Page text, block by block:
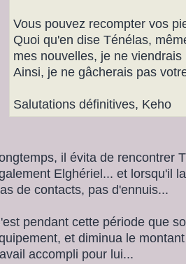
Vous pouvez recompter vos
Quoi qu'en dise Ténélas,
mes nouvelles, je ne viendrais
Ainsi, je ne gâcherais pas
Salutations définitives, Keho
il évita de rencontrer
Elghériel... et lorsqu'il
de contacts, pas d'ennuis...
pendant cette période que
et diminua le
accompli pour lui...